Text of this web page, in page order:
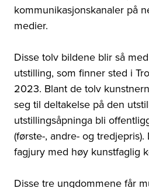
kommunikasjonskanaler på
medier.
Disse tolv bildene blir så
utstilling, som finner sted i
2023. Blant de tolv
seg til deltakelse på den
utstillingsåpninga bli
(første-, andre- og
fagjury med høy kunstfaglig
Disse tre ungdommene får